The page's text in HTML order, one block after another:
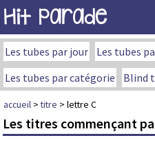
Hit Parade
Les tubes par jour Les tubes
Les tubes par catégorie
Blind
accueil >titre > lettre C
Les titres commençant